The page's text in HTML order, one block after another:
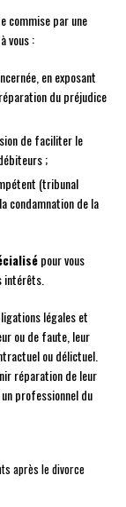
commise par une
vous :
en exposant
du préjudice
de faciliter le
;
(tribunal
condamnation de la
pour vous
intérêts.
légales et
ou de faute, leur
ou délictuel.
réparation de leur
professionnel du
après le divorce